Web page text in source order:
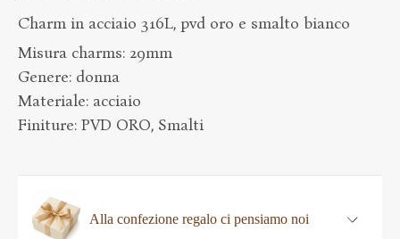
Charm in acciaio 316L, pvd oro e smalto bianco
Misura charms: 29mm
Genere: donna
Materiale: acciaio
Finiture: PVD ORO, Smalti
Alla confezione regalo ci pensiamo noi